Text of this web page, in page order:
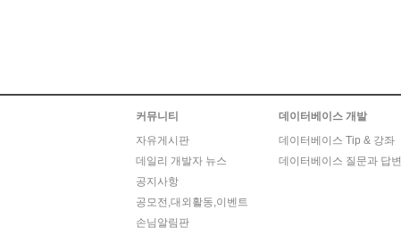
커뮤니티
자유게시판
데일리 개발자 뉴스
공지사항
공모전,대외활동,이벤트
손님알림판
데이터베이스 개발
데이터베이스 Tip & 강좌
데이터베이스 질문과 답변